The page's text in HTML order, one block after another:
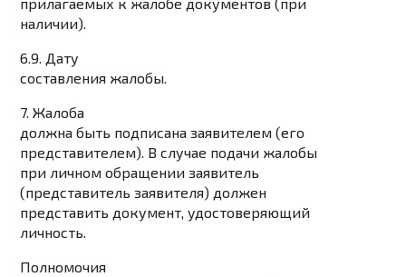
наличии).
6.9. Дату
составления жалобы.
7. Жалоба
должна быть подписана заявителем (его
представителем). В случае подачи жалобы
при личном обращении заявитель
(представитель заявителя) должен
представить документ, удостоверяющий
личность.
Полномочия